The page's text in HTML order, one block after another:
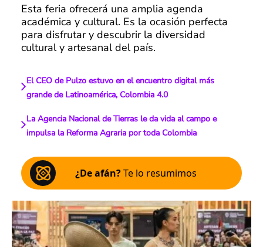
Esta feria ofrecerá una amplia agenda
académica y cultural. Es la ocasión perfecta
para disfrutar y descubrir la diversidad
cultural y artesanal del país.
El CEO de Pulzo estuvo en el encuentro digital más
grande de Latinoamérica, Colombia 4.0
La Agencia Nacional de Tierras le da vida al campo e
impulsa la Reforma Agraria por toda Colombia
¿De afán?Te lo resumimos